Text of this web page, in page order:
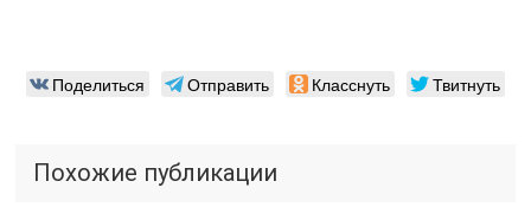
Поделиться Отправить Класснуть Твитнуть
Похожие публикации